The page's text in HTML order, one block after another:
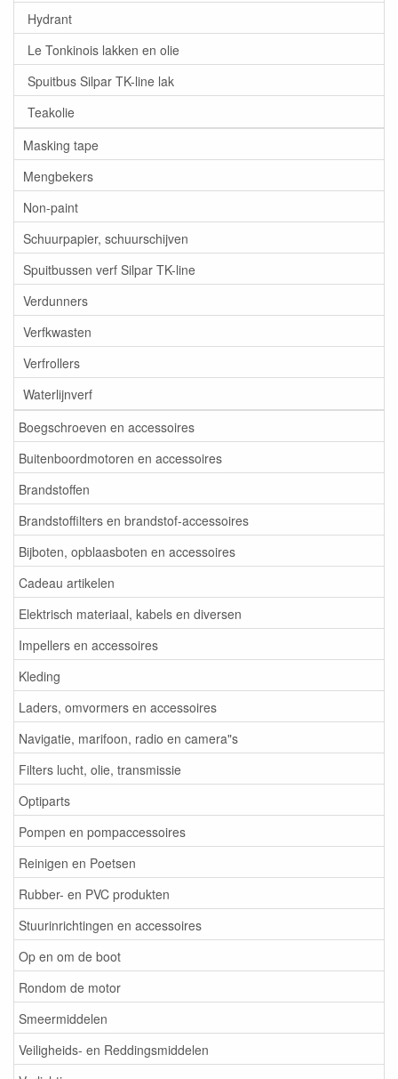
Hydrant
Le Tonkinois lakken en olie
Spuitbus Silpar TK-line lak
Teakolie
Masking tape
Mengbekers
Non-paint
Schuurpapier, schuurschijven
Spuitbussen verf Silpar TK-line
Verdunners
Verfkwasten
Verfrollers
Waterlijnverf
Boegschroeven en accessoires
Buitenboordmotoren en accessoires
Brandstoffen
Brandstoffilters en brandstof-accessoires
Bijboten, opblaasboten en accessoires
Cadeau artikelen
Elektrisch materiaal, kabels en diversen
Impellers en accessoires
Kleding
Laders, omvormers en accessoires
Navigatie, marifoon, radio en camera"s
Filters lucht, olie, transmissie
Optiparts
Pompen en pompaccessoires
Reinigen en Poetsen
Rubber- en PVC produkten
Stuurinrichtingen en accessoires
Op en om de boot
Rondom de motor
Smeermiddelen
Veiligheids- en Reddingsmiddelen